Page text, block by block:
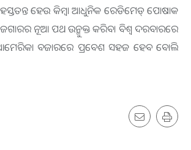
ହେଉ କିମ୍ବା ଆଧୁନିକ ରେଡିମେଡ୍‌ ପୋଷାକ
ନୂଆ ପଥ ଉନ୍ମୁକ୍ତ କରିବ। ବିଶ୍ୱ ଦରବାରରେ
ଆମେରିକା ବଜାରରେ ପ୍ରବେଶ ସହଜ ହେବ ବୋଲି